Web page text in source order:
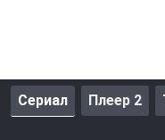
инопланетянин не
от враждебного
Сериал Плеер 2